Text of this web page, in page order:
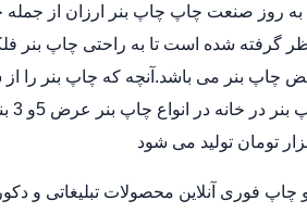
به روز صنعت چاپ چاپ بنر ارزان از
گرفته شده است تا به راحتی چاپ بنر
بنر می باشد.آنچه که چاپ بنر را از
فوری آنلاین محصولات تبلیغاتی و